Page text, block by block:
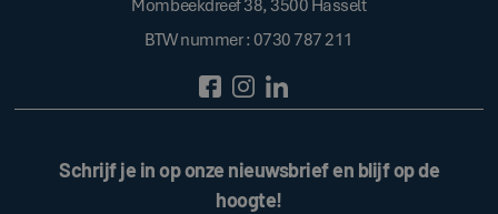
Mombeekdreef 38, 3500 Hasselt
BTW nummer : 0730 787 211
Schrijf je in op onze nieuwsbrief en blijf op de
hoogte!